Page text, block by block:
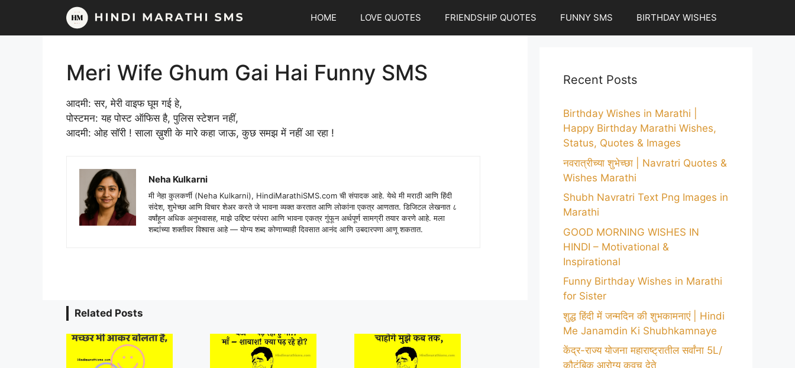
content
HOME LOVE QUOTES FRIENDSHIP QUOTES FUNNY SMS BIRTHDAY WISHES
Meri Wife Ghum Gai Hai Funny SMS
आदमी: सर, मेरी वाइफ घूम गई हे,
पोस्टमन: यह पोस्ट ऑफिस है, पुलिस स्टेशन नहीं,
आदमी: ओह सॉरी ! साला ख़ुशी के मारे कहा जाऊ, कुछ समझ में नहीं आ रहा !
Neha Kulkarni
मी नेहा कुलकर्णी (Neha Kulkarni), HindiMarathiSMS.com ची संपादक आहे. येथे मी मराठी आणि हिंदी
संदेश, शुभेच्छा आणि विचार शेअर करते जे भावना व्यक्त करतात आणि लोकांना एकत्र आणतात. डिजिटल लेखनात ८
वर्षांहून अधिक अनुभवासह, माझे उद्दिष्ट परंपरा आणि भावना एकत्र गुंफून अर्थपूर्ण सामग्री तयार करणे आहे. मला
शब्दांच्या शक्तीवर विश्वास आहे — योग्य शब्द कोणाच्याही दिवसात आनंद आणि उबदारपणा आणू शकतात.
Related Posts
Recent Posts
Birthday Wishes in Marathi |
Happy Birthday Marathi Wishes,
Status, Quotes & Images
नवरात्रीच्या शुभेच्छा | Navratri Quotes &
Wishes Marathi
Shubh Navratri Text Png Images in
Marathi
GOOD MORNING WISHES IN
HINDI – Motivational &
Inspirational
Funny Birthday Wishes in Marathi
for Sister
शुद्ध हिंदी में जन्मदिन की शुभकामनाएं | Hindi
Me Janamdin Ki Shubhkamnaye
केंद्र-राज्य योजना महाराष्ट्रातील सर्वांना 5L/
कौटुंबिक आरोग्य कवच देते